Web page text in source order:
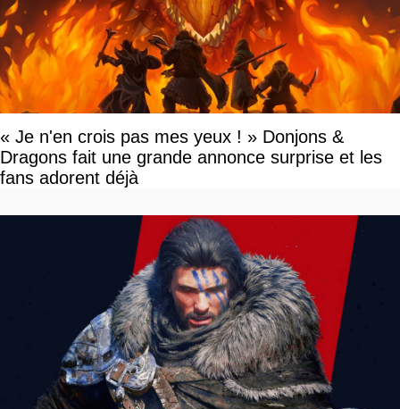
« Je n'en crois pas mes yeux ! » Donjons &
Dragons fait une grande annonce surprise et les
fans adorent déjà